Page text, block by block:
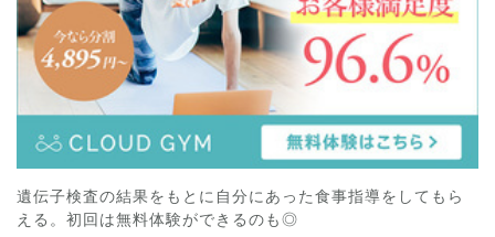
遺伝子検査の結果をもとに自分にあった食事指導をしてもら
える。初回は無料体験ができるのも◎